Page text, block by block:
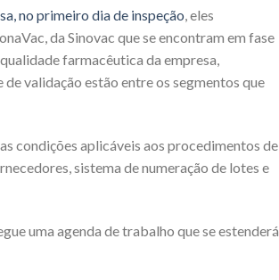
no primeiro dia de inspeção, eles
da Sinovac que se encontram em fase
farmacêutica da empresa,
validação estão entre os segmentos que
condições aplicáveis aos procedimentos de
sistema de numeração de lotes e
uma agenda de trabalho que se estenderá